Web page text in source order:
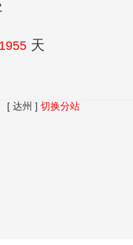
1955 天
[ 达州 ] 切换分站